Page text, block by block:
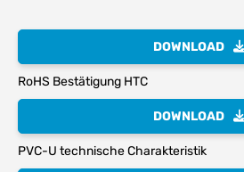
DOWNLOAD
RoHS Bestätigung HTC
DOWNLOAD
PVC-U technische Charakteristik